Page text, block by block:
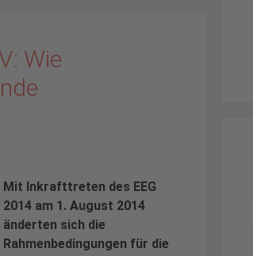
Wie
Mit Inkrafttreten des EEG
2014 am 1. August 2014
änderten sich die
Rahmenbedingungen für die